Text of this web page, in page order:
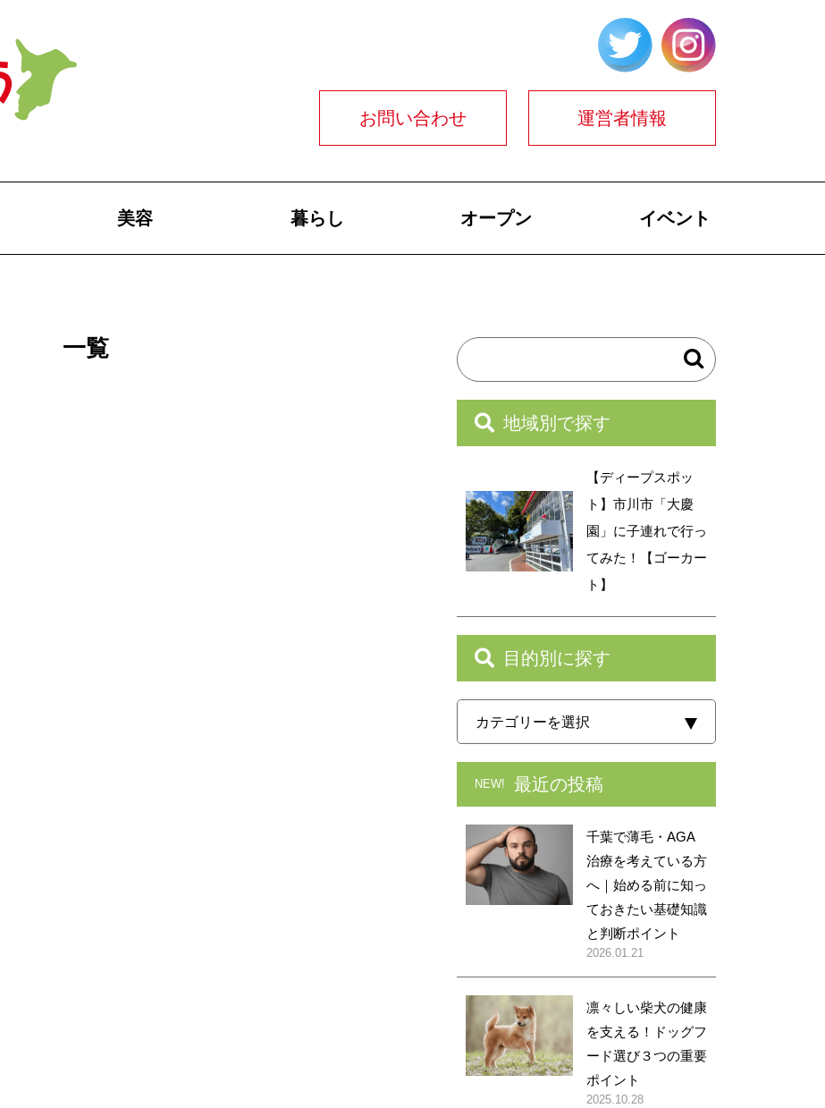
お問い合わせ 運営者情報
美容 暮らし オープン イベント
一覧
地域別で探す
【ディープスポッ
ト】市川市「大慶
園」に子連れで行っ
てみた！【ゴーカー
ト】
目的別に探す
NEW! 最近の投稿
千葉で薄毛・AGA
治療を考えている方
へ｜始める前に知っ
ておきたい基礎知識
と判断ポイント
2026.01.21
凛々しい柴犬の健康
を支える！ドッグフ
ード選び３つの重要
ポイント
2025.10.28